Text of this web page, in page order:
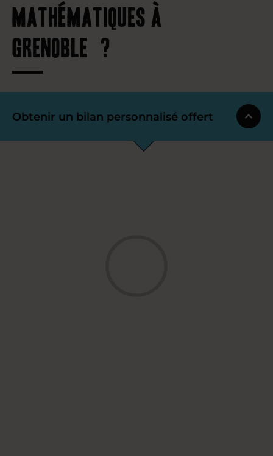
mathématiques à
Grenoble ?
Obtenir un bilan personnalisé offert